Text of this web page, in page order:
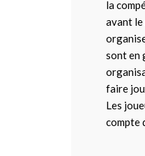
la
avant le
sont en
faire
Les
compte